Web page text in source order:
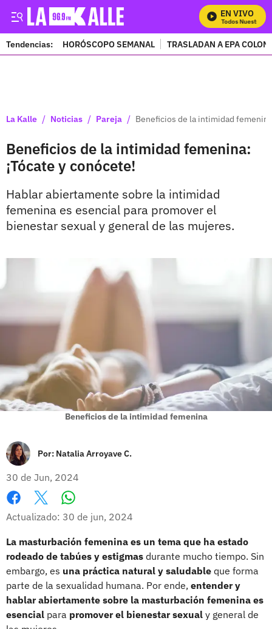
EN VIVO
Mira Todos Nuestros
Tendencias: HORÓSCOPO SEMANAL TRASLADAN A EPA
La Kalle / Noticias / Pareja / Beneficios de la intimidad
Beneficios de la intimidad femenina:
¡Tócate y conócete!
Hablar abiertamente sobre la intimidad
femenina es esencial para promover el
bienestar sexual y general de las mujeres.
Beneficios de la intimidad femenina
Por: Natalia Arroyave C.
30 de Jun, 2024
Facebook
X
Actualizado: 30 de jun, 2024
La masturbación femenina es un tema que ha estado
rodeado de tabúes y estigmas durante mucho tiempo. Sin
embargo, es una práctica natural y saludable que forma
parte de la sexualidad humana. Por ende, entender y
hablar abiertamente sobre la masturbación femenina es
esencial para promover el bienestar sexual y general de